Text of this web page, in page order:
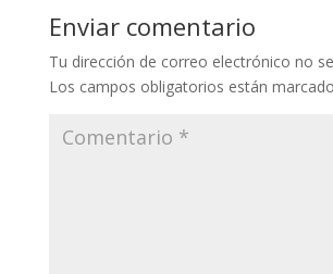
Enviar comentario
Tu dirección de correo electrónico no
Los campos obligatorios están